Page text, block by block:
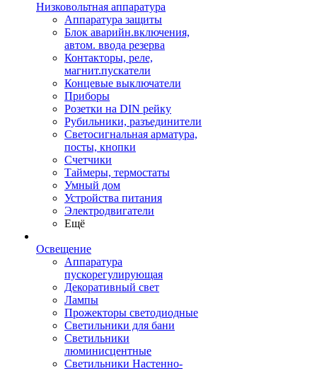
Низковольтная аппаратура
Аппаратура защиты
Блок аварийн.включения,
автом. ввода резерва
Контакторы, реле,
магнит.пускатели
Концевые выключатели
Приборы
Розетки на DIN рейку
Рубильники, разъединители
Светосигнальная арматура,
посты, кнопки
Счетчики
Таймеры, термостаты
Умный дом
Устройства питания
Электродвигатели
Ещё
Освещение
Аппаратура
пускорегулирующая
Декоративный свет
Лампы
Прожекторы светодиодные
Светильники для бани
Светильники
люминисцентные
Светильники Настенно-